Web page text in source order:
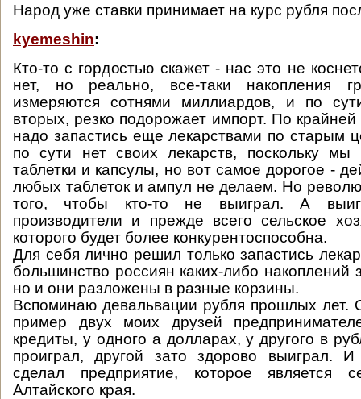
Народ уже ставки принимает на курс рубля
kyemeshin:
Кто-то с гордостью скажет - нас это не
нет, но реально, все-таки накопления
измеряются сотнями миллиардов, и по
вторых, резко подорожает импорт. По
надо запастись еще лекарствами по старым
по сути нет своих лекарств, поскольку мы
таблетки и капсулы, но вот самое дорогое -
любых таблеток и ампул не делаем. Но
того, чтобы кто-то не выиграл. А
производители и прежде всего сельское
которого будет более конкурентоспособна.
Для себя лично решил только запастись
большинство россиян каких-либо
но и они разложены в разные корзины.
Вспоминаю девальвации рубля прошлых лет.
пример двух моих друзей
кредиты, у одного а долларах, у другого в
проиграл, другой зато здорово выиграл.
сделал предприятие, которое является
Алтайского края.